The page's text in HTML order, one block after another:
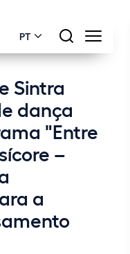
PT
Sintra
dança
"Entre
–
a